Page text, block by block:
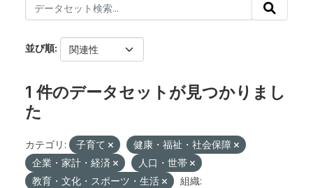
並び順
1 件のデータセットが見つかりまし
た
カテゴリ: 子育て
健康・福祉・社会保障
企業・家計・経済
人口・世帯
教育・文化・スポーツ・生活
組織: